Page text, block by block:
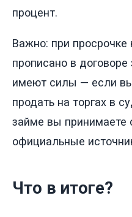
процент.
Важно: при просрочке
прописано в
имеют силы — если вы
продать на торгах в
займе вы принимаете
официальные
Что в итоге?